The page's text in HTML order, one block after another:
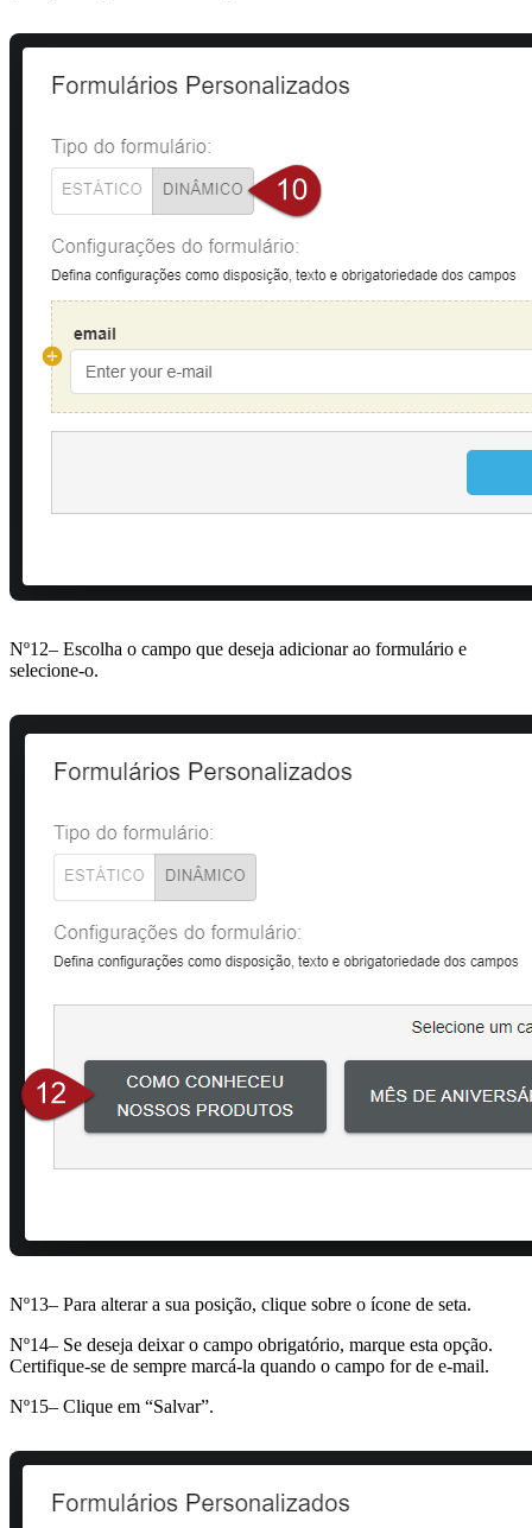
Nº12– Escolha o campo que deseja adicionar ao formulário e
selecione-o.
Nº13– Para alterar a sua posição, clique sobre o ícone de seta.
Nº14– Se deseja deixar o campo obrigatório, marque esta opção.
Certifique-se de sempre marcá-la quando o campo for de e-mail.
Nº15– Clique em “Salvar”.